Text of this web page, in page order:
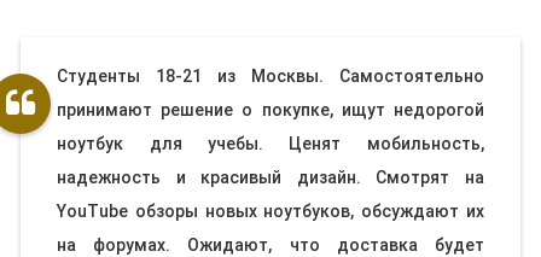
Студенты 18-21 из Москвы. Самостоятельно
принимают решение о покупке, ищут недорогой
ноутбук для учебы. Ценят мобильность,
надежность и красивый дизайн. Смотрят на
YouTube обзоры новых ноутбуков, обсуждают их
на форумах. Ожидают, что доставка будет